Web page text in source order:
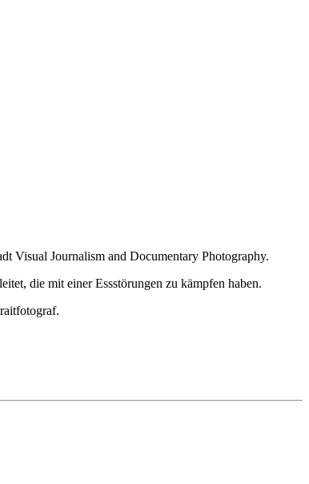
Visual Journalism and Documentary Photography.
die mit einer Essstörungen zu kämpfen haben.